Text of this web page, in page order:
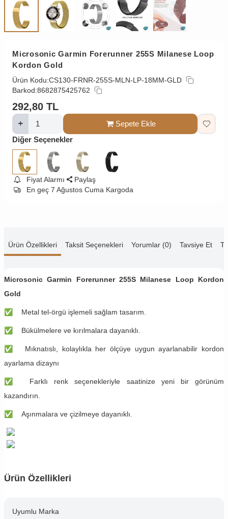
Microsonic Garmin Forerunner 255S Milanese Loop
Kordon Gold
Ürün Kodu:CS130-FRNR-255S-MLN-LP-18MM-GLD
Barkod:8682875425762
292,80 TL
Sepete Ekle
Diğer Seçenekler
Fiyat Alarmı
Paylaş
En geç 7 Ağustos Cuma Kargoda
Ürün Özellikleri Taksit Seçenekleri Yorumlar (0) Tavsiye Et
Microsonic Garmin Forerunner 255S Milanese Loop Kordon
Gold
✅ ​​Metal tel-örgü işlemeli sağlam tasarım.
✅ Bükülmelere ve kırılmalara dayanıklı.
✅ Mıknatıslı, kolaylıkla her ölçüye uygun ayarlanabilir kordon
ayarlama dizaynı
✅ Farklı renk seçenekleriyle saatinize yeni bir görünüm
kazandırın.
✅ ​​Aşınmalara ve çizilmeye dayanıklı.
Ürün Özellikleri
Uyumlu Marka